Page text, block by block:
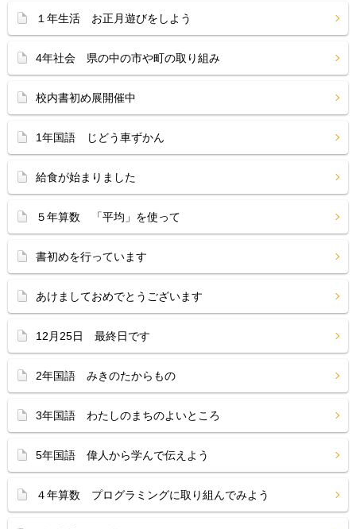
１年生活 お正月遊びをしよう
4年社会 県の中の市や町の取り組み
校内書初め展開催中
1年国語 じどう車ずかん
給食が始まりました
５年算数 「平均」を使って
書初めを行っています
あけましておめでとうございます
12月25日 最終日です
2年国語 みきのたからもの
3年国語 わたしのまちのよいところ
5年国語 偉人から学んで伝えよう
４年算数 プログラミングに取り組んでみよう